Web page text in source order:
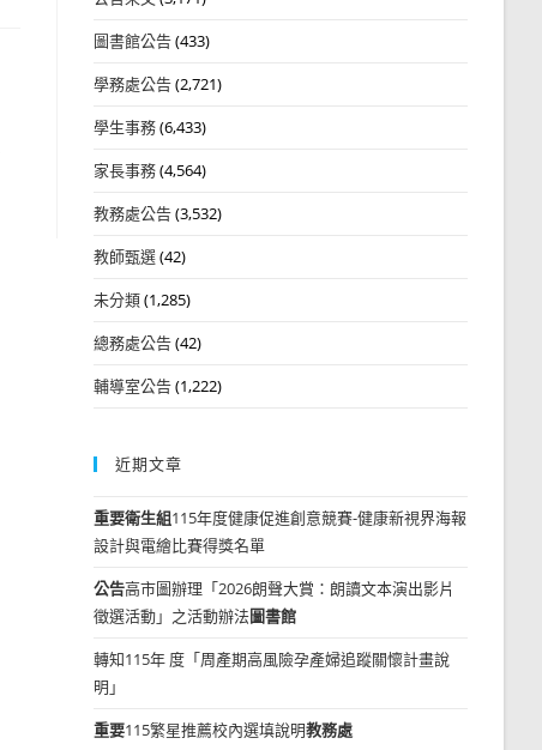
圖書館公告(433)
學務處公告(2,721)
學生事務(6,433)
家長事務(4,564)
教務處公告(3,532)
教師甄選(42)
未分類(1,285)
總務處公告(42)
輔導室公告(1,222)
近期文章
重要衛生組115年度健康促進創意競賽-健康新視界海報
設計與電繪比賽得獎名單
公告高市圖辦理「2026朗聲大賞：朗讀文本演出影片
徵選活動」之活動辦法圖書館
轉知115年 度「周產期高風險孕產婦追蹤關懷計畫說
明」
重要115繁星推薦校內選填說明教務處